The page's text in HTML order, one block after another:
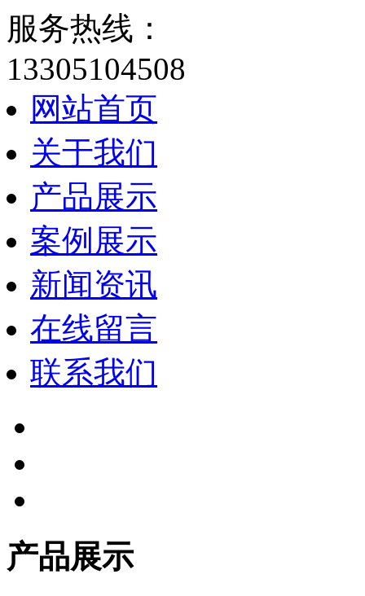
服务热线：
13305104508
网站首页
关于我们
产品展示
案例展示
新闻资讯
在线留言
联系我们
产品展示